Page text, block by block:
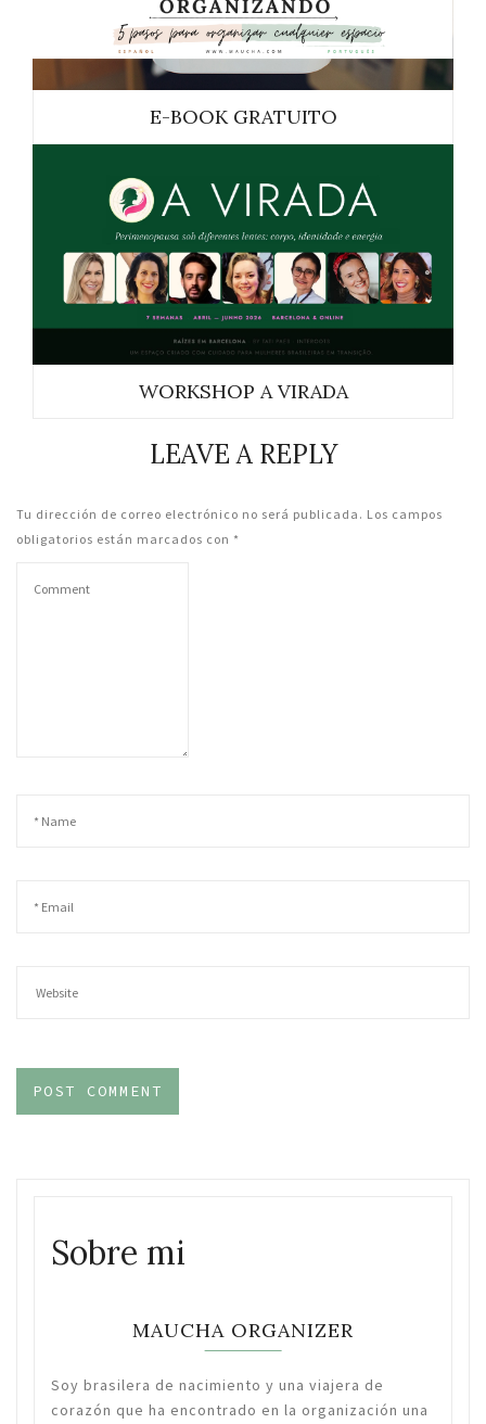
E-BOOK GRATUITO
WORKSHOP A VIRADA
LEAVE A REPLY
Tu dirección de correo electrónico no será publicada. Los campos
obligatorios están marcados con *
Sobre mi
MAUCHA ORGANIZER
Soy brasilera de nacimiento y una viajera de
corazón que ha encontrado en la organización una